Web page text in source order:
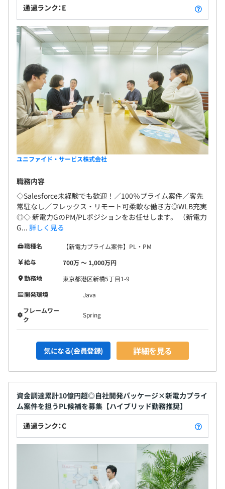
通過ランク：E
ユニファイド・サービス株式会社
職務内容
◇Salesforce未経験でも歓迎！／100％プライム案件／客先
常駐なし／フレックス・リモート可柔軟な働き方◎WLB充実
◎◇ 新電力GのPM/PLポジションをお任せします。 （新電力
G... 詳しく見る
職種名
【新電力プライム案件】PL・PM
給与
700万 〜 1,000万円
勤務地
東京都港区新橋5丁目1-9
開発環境
Java
フレームワー
ク
Spring
気になる(会員登録) 詳細を見る
資金調達累計10億円超◎自社開発パッケージ×新電力プライ
ム案件を担うPL候補を募集【ハイブリッド勤務推奨】
通過ランク：C